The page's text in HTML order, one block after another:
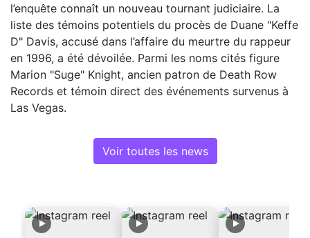
l’enquête connaît un nouveau tournant judiciaire. La
liste des témoins potentiels du procès de Duane "Keffe
D" Davis, accusé dans l’affaire du meurtre du rappeur
en 1996, a été dévoilée. Parmi les noms cités figure
Marion "Suge" Knight, ancien patron de Death Row
Records et témoin direct des événements survenus à
Las Vegas.
Voir toutes les news